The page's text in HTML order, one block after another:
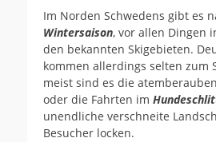
Im Norden Schwedens gibt es
Wintersaison, vor allen Dingen
den bekannten Skigebieten.
kommen allerdings selten zum
meist sind es die
oder die Fahrten im
unendliche verschneite
Besucher locken.